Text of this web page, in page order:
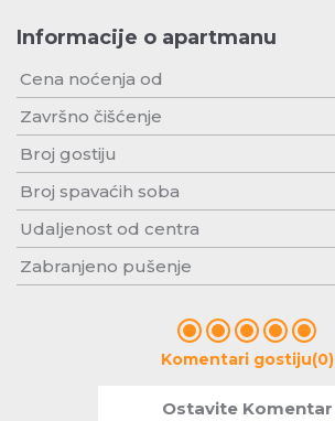
Informacije o apartmanu
Cena noćenja od
Završno čišćenje
Broj gostiju
Broj spavaćih soba
Udaljenost od centra
Zabranjeno pušenje
Komentari gostiju(0)
Ostavite Komentar